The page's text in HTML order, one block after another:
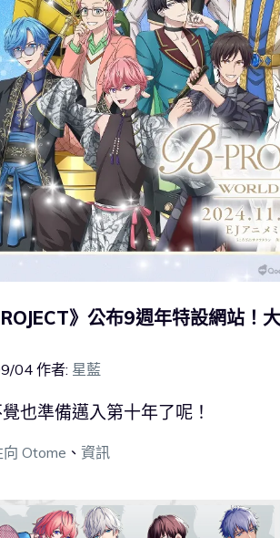
》公布9週年特設網站
04 作者: 星藍
也準備邁入第十年了呢！
向 Otome 、 資訊